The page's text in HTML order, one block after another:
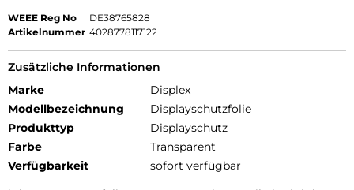
WEEE Reg No
DE38765828
Artikelnummer 4028778117122
Zusätzliche Informationen
Marke
Displex
Modellbezeichnung
Displayschutzfolie
Produkttyp
Displayschutz
Farbe
Transparent
Verfügbarkeit
sofort verfügbar